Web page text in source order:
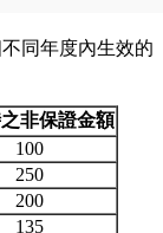
同年度內生效的
非保證金額
100
250
200
135